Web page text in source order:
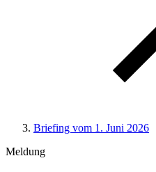
Briefing vom 1. Juni 2026
Meldung